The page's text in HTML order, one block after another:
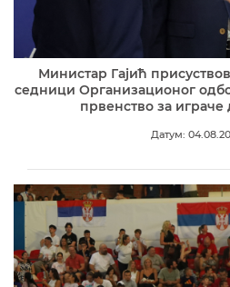
Министар Гајић
седници Организационог
првенство за играче
Датум: